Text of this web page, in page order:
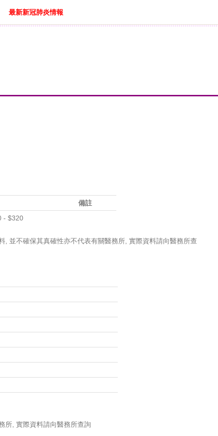
最新新冠肺炎情報
備註
- $320
並不確保其真確性亦不代表有關醫務所, 實際資料請向醫務所查
所, 實際資料請向醫務所查詢